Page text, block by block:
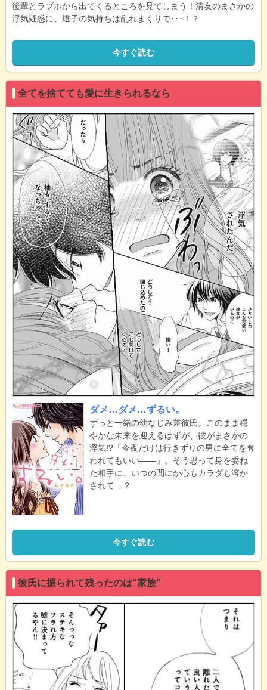
後輩とラブホから出てくるところを見てしまう！清友のまさかの
浮気疑惑に、燈子の気持ちは乱れまくりで･･･！？
今すぐ読む
全てを捨てても愛に生きられるなら
ダメ…ダメ…ずるい。
ずっと一緒の幼なじみ兼彼氏。このまま穏
やかな未来を迎えるはずが、彼がまさかの
浮気!?「今夜だけは行きずりの男に全てを奪
われてもいい――」。そう思って身を委ね
た相手に、いつの間にか心もカラダも溶か
されて…？
今すぐ読む
彼氏に振られて残ったのは“家族”